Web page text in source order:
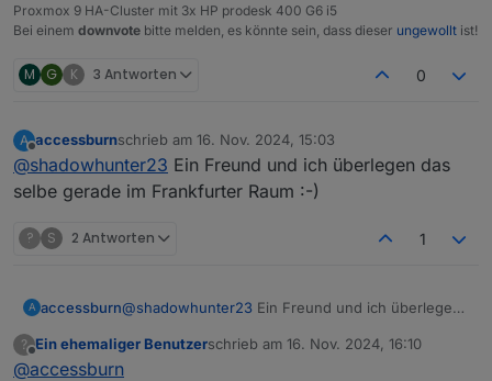
Proxmox 9 HA-Cluster mit 3x HP prodesk 400 G6 i5
Bei einem downvote bitte melden, es könnte sein, dass dieser ungewollt ist!
M G K 3 Antworten 0
A
Offline
accessburnschrieb am 16. Nov. 2024, 15:03
zuletzt editiert von
@shadowhunter23 Ein Freund und ich überlegen das
selbe gerade im Frankfurter Raum :-)
? S 2 Antworten 1
A accessburn@shadowhunter23 Ein Freund und ich überlegen
? Ein ehemaliger Benutzerschrieb am 16. Nov. 2024, 16:10
zuletzt editiert von
@accessburn